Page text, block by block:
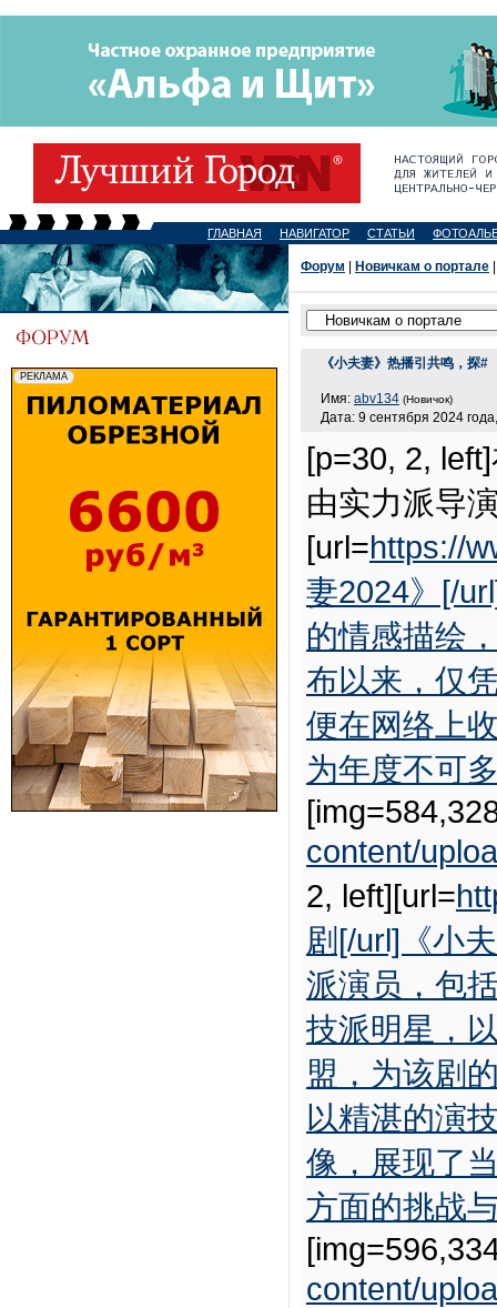
ГЛАВНАЯ НАВИГАТОР СТАТЬИ
Форум Новичкам о портале
《小夫妻》热播引共鸣，探#
Имя: abv134 (Новичок)
Дата: 9 сентября 2024
[p=30, 2,
由实力派导
[url=https://
妻2024》[/
的情感描绘
布以来，仅
便在网络上
为年度不可
content/
2, left][url=
剧[/url]《小
派演员，包
技派明星，
盟，为该剧
以精湛的演
像，展现了
方面的挑战
content/